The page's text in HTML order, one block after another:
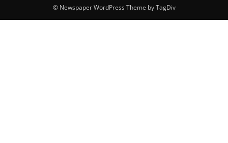
© Newspaper WordPress Theme by TagDiv